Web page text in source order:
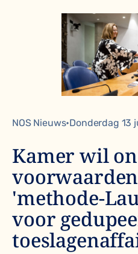
NOS Nieuws•Donderdag 13
Kamer wil
'methode-
voor